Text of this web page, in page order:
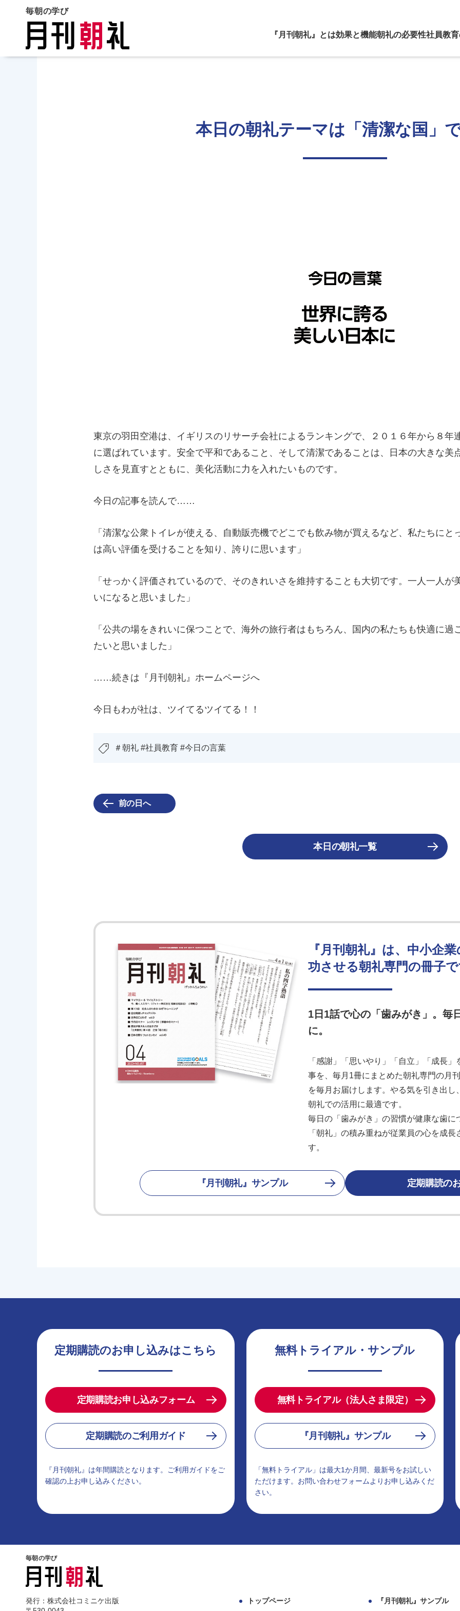
毎朝の学び
『月刊朝礼』とは効果と機能朝礼の必要性社員教
本日の朝礼テーマは「清潔な国」
東京の羽田空港は、イギリスのリサーチ会社によるランキングで、２０１６年から８年
に選ばれています。安全で平和であること、そして清潔であることは、日本の大きな美
しさを見直すとともに、美化活動に力を入れたいものです。
今日の記事を読んで……
「清潔な公衆トイレが使える、自動販売機でどこでも飲み物が買えるなど、私たちに
は高い評価を受けることを知り、誇りに思います」
「せっかく評価されているので、そのきれいさを維持することも大切です。一人一人
いになると思いました」
「公共の場をきれいに保つことで、海外の旅行者はもちろん、国内の私たちも快適に
たいと思いました」
……続きは『月刊朝礼』ホームページへ
今日もわが社は、ツイてるツイてる！！
＃朝礼 #社員教育 #今日の言葉
前の日へ
本日の朝礼一覧
『月刊朝礼』は、中小企
功させる朝礼専門の冊子
1日1話で心の「歯みがき」。毎
に。
「感謝」「思いやり」「自立」「成長
事を、毎月1冊にまとめた朝礼専門の月
を毎月お届けします。やる気を引き出
朝礼での活用に最適です。
毎日の「歯みがき」の習慣が健康な歯に
「朝礼」の積み重ねが従業員の心を成
す。
『月刊朝礼』サンプル 定期購読の
定期購読のお申し込みはこちら
定期購読お申し込みフォーム
定期購読のご利用ガイド
『月刊朝礼』は年間購読となります。ご利用ガイドをご
確認の上お申し込みください。
無料トライアル・サンプル
無料トライアル（法人さま限定）
『月刊朝礼』サンプル
「無料トライアル」は最大1か月間、最新号をお試しい
ただけます。お問い合わせフォームよりお申し込みくだ
さい。
毎朝の学び
発行：株式会社コミニケ出版
トップページ 『月刊朝礼』サンプル